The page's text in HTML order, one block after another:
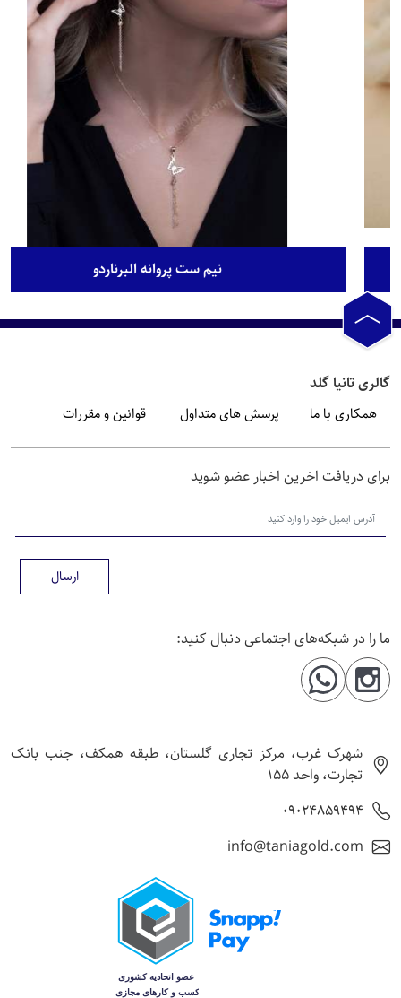
نیم ست پروانه البرناردو
تانیا گلد
همکاری با ما پرسش های متداول قوانین و مقررات
دریافت اخرین اخبار عضو شوید
ارسال
را در شبکه‌های اجتماعی دنبال کنید:
شهرک غرب، مرکز تجاری گلستان، طبقه همکف، جنب بانک
تجارت، واحد 155
09024859494
info@taniagold.com